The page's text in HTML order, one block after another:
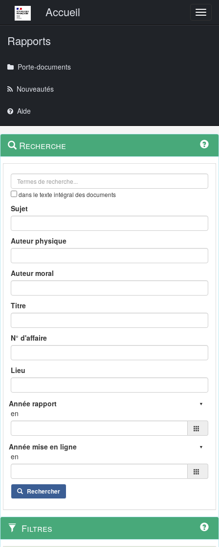
Menu principalAccueil
Rapports
Porte-documents
Nouveautés
Aide
Navigation
outils
Menu
contextuel
Recherche
dans le texte intégral des documents
Sujet
Auteur physique
Auteur moral
Titre
N° d'affaire
Lieu
en
en
Rechercher
Filtres